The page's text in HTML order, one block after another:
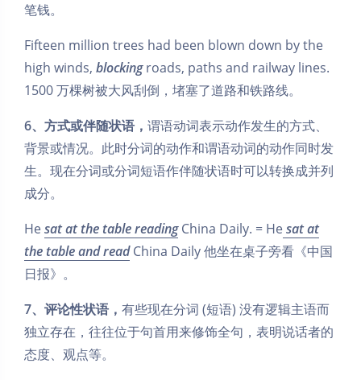
笔钱。
Fifteen million trees had been blown down by the
high winds, blockingroads, paths and railway lines.
1500 万棵树被大风刮倒，堵塞了道路和铁路线。
6、方式或伴随状语， 谓语动词表示动作发生的方式、
背景或情况。此时分词的动作和谓语动词的动作同时发
生。现在分词或分词短语作伴随状语时可以转换成并列
成分。
Hesat at the table readingChina Daily. = Hesat at
the table and readChina Daily 他坐在桌子旁看《中国
日报》。
7、评论性状语， 有些现在分词 (短语) 没有逻辑主语而
独立存在，往往位于句首用来修饰全句，表明说话者的
态度、观点等。